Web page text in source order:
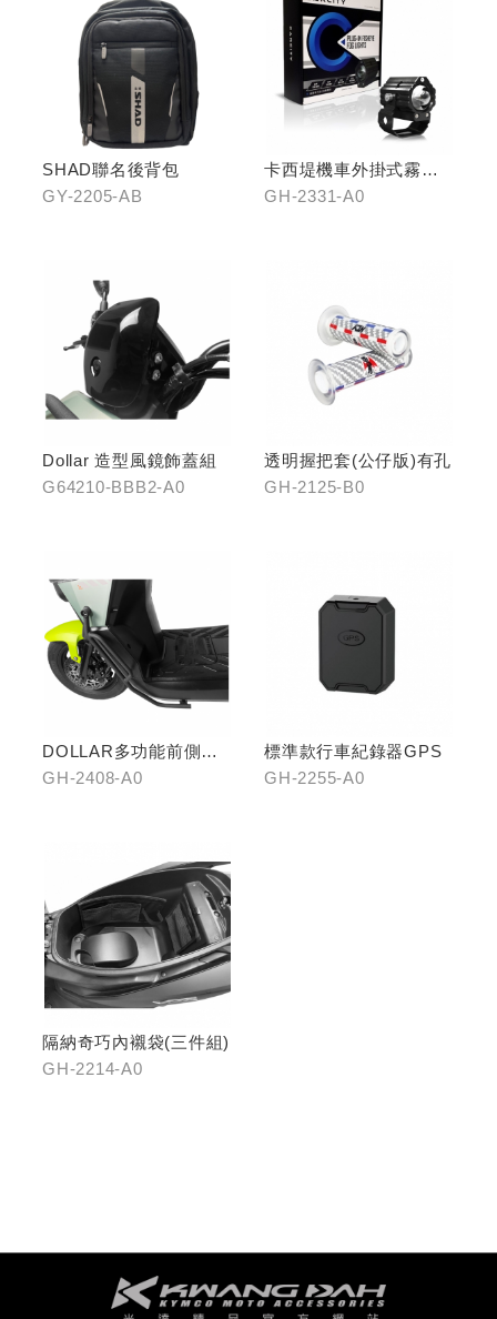
SHAD聯名後背包
GY-2205-AB
卡西堤機車外掛式霧燈
組(雙燈)
GH-2331-A0
Dollar 造型風鏡飾蓋組
G64210-BBB2-A0
透明握把套(公仔版)有孔
GH-2125-B0
DOLLAR多功能前側置
物架
GH-2408-A0
標準款行車紀錄器GPS
GH-2255-A0
隔納奇巧內襯袋(三件組)
GH-2214-A0